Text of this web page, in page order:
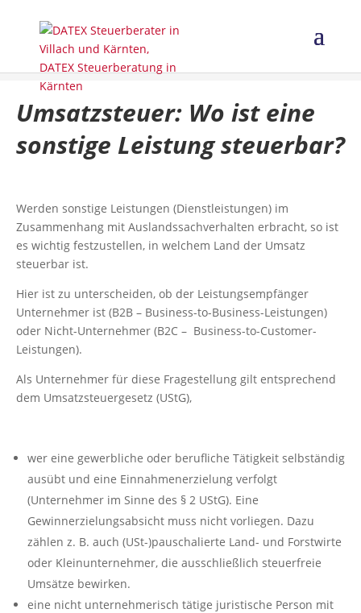
Umsatzsteuer: Wo ist eine
sonstige Leistung steuerbar?
Werden sonstige Leistungen (Dienstleistungen) im
Zusammenhang mit Auslandssachverhalten erbracht, so ist
es wichtig festzustellen, in welchem Land der Umsatz
steuerbar ist.
Hier ist zu unterscheiden, ob der Leistungsempfänger
Unternehmer ist (B2B – Business-to-Business-Leistungen)
oder Nicht-Unternehmer (B2C – Business-to-Customer-
Leistungen).
Als Unternehmer für diese Fragestellung gilt entsprechend
dem Umsatzsteuergesetz (UStG),
wer eine gewerbliche oder berufliche Tätigkeit selbständig
ausübt und eine Einnahmenerzielung verfolgt
(Unternehmer im Sinne des § 2 UStG). Eine
Gewinnerzielungsabsicht muss nicht vorliegen. Dazu
zählen z. B. auch (USt-)pauschalierte Land- und Forstwirte
oder Kleinunternehmer, die ausschließlich steuerfreie
Umsätze bewirken.
eine nicht unternehmerisch tätige juristische Person mit